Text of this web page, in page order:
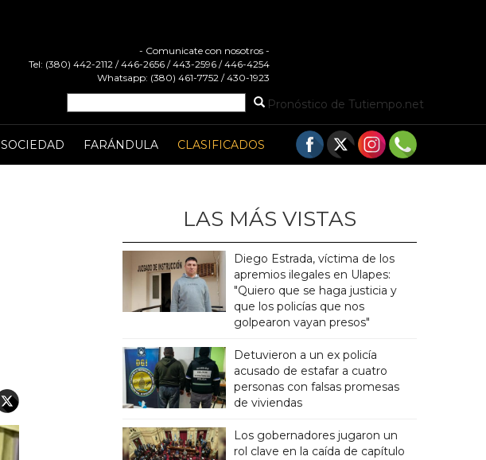
- Comunicate con nosotros -
Tel: (380) 442-2112 / 446-2656 / 443-2596 / 446-4254
Whatsapp: (380) 461-7752 / 430-1923
Pronóstico de Tutiempo.net
SOCIEDAD FARÁNDULA CLASIFICADOS
LAS MÁS VISTAS
Diego Estrada, víctima de los
apremios ilegales en Ulapes:
"Quiero que se haga justicia y
que los policías que nos
golpearon vayan presos"
Detuvieron a un ex policía
acusado de estafar a cuatro
personas con falsas promesas
de viviendas
Los gobernadores jugaron un
rol clave en la caída de capítulo